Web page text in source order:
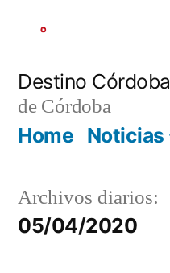
contenido
Destino Córdoba
de Córdoba
Home Noticias
Archivos diarios:
05/04/2020